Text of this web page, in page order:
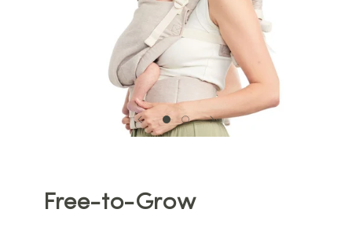
Free-to-Grow